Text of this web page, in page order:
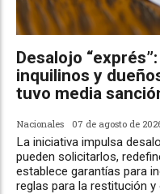
Desalojo
inquilinos y
tuvo media
Nacionales 07 de agosto de
La iniciativa impulsa
pueden solicitarlos,
establece garantías para
reglas para la restitución